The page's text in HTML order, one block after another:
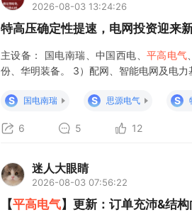
2026-08-03 13:24:26
特高压确定性提速，电网投资迎来
主设备： 国电南瑞、中国西电、 平高电气
份、华明装备。 3）配网、智能电网及电
S 国电南瑞 S 思源电气 S
6 5 12
迷人大眼睛
2026-08-03 07:56:22
【平高电气】更新：订单充沛&结